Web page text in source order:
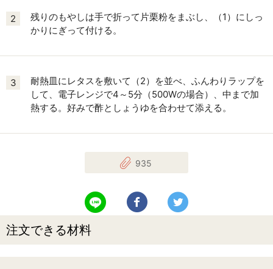
2
残りのもやしは手で折って片栗粉をまぶし、（1）にしっ
かりにぎって付ける。
3
耐熱皿にレタスを敷いて（2）を並べ、ふんわりラップを
して、電子レンジで4～5分（500Wの場合）、中まで加
熱する。好みで酢としょうゆを合わせて添える。
935
LINEで送る Facebookでシェアする
注文できる材料